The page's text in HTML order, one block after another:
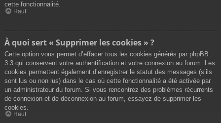
cette fonctionnalité.
Haut
À quoi sert « Supprimer les cookies » ?
Cette option vous permet d’effacer tous les cookies générés par phpBB
3.3 qui conservent votre authentification et votre connexion au forum. Les
cookies permettent également d’enregistrer le statut des messages (s’ils
sont lus ou non lus) dans le cas où cette fonctionnalité a été activée par
un administrateur du forum. Si vous rencontrez des problèmes récurrents
de connexion et de déconnexion au forum, essayez de supprimer les
cookies.
Haut